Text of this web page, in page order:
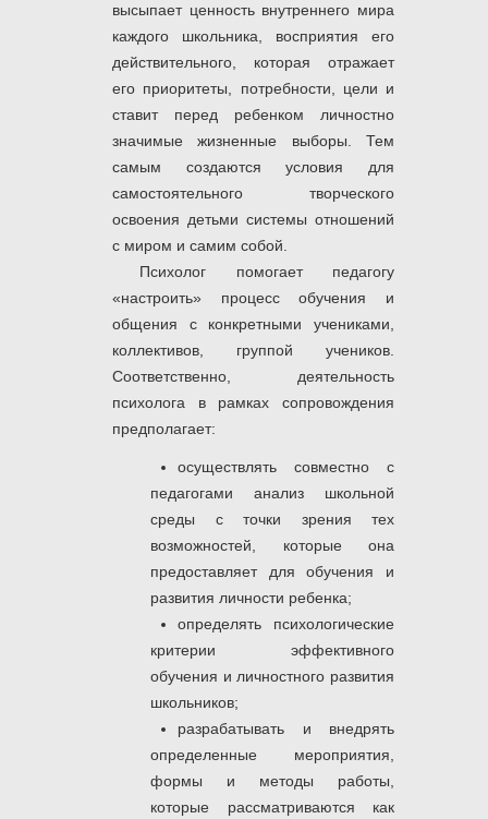
высыпает ценность внутреннего мира
каждого школьника, восприятия его
действительного, которая отражает
его приоритеты, потребности, цели и
ставит перед ребенком личностно
значимые жизненные выборы. Тем
самым создаются условия для
самостоятельного творческого
освоения детьми системы отношений
с миром и самим собой.
Психолог помогает педагогу
«настроить» процесс обучения и
общения с конкретными учениками,
коллективов, группой учеников.
Соответственно, деятельность
психолога в рамках сопровождения
предполагает:
осуществлять совместно с
педагогами анализ школьной
среды с точки зрения тех
возможностей, которые она
предоставляет для обучения и
развития личности ребенка;
определять психологические
критерии эффективного
обучения и личностного развития
школьников;
разрабатывать и внедрять
определенные мероприятия,
формы и методы работы,
которые рассматриваются как